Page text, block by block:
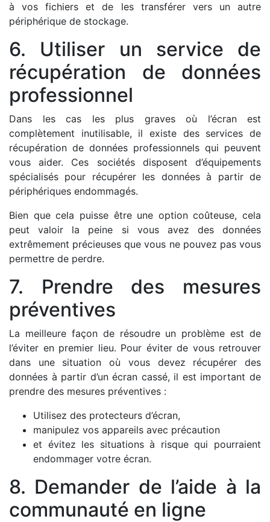
à vos fichiers et de les transférer vers un autre
périphérique de stockage.
6. Utiliser un service de
récupération de données
professionnel
Dans les cas les plus graves où l’écran est
complètement inutilisable, il existe des services de
récupération de données professionnels qui peuvent
vous aider. Ces sociétés disposent d’équipements
spécialisés pour récupérer les données à partir de
périphériques endommagés.
Bien que cela puisse être une option coûteuse, cela
peut valoir la peine si vous avez des données
extrêmement précieuses que vous ne pouvez pas vous
permettre de perdre.
7. Prendre des mesures
préventives
La meilleure façon de résoudre un problème est de
l’éviter en premier lieu. Pour éviter de vous retrouver
dans une situation où vous devez récupérer des
données à partir d’un écran cassé, il est important de
prendre des mesures préventives :
Utilisez des protecteurs d’écran,
manipulez vos appareils avec précaution
et évitez les situations à risque qui pourraient
endommager votre écran.
8. Demander de l’aide à la
communauté en ligne